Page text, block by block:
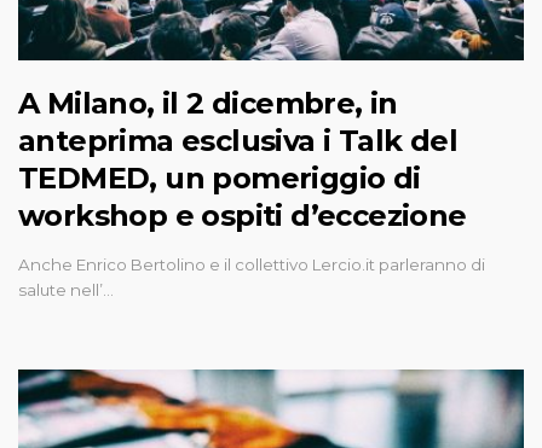
A Milano, il 2 dicembre, in
anteprima esclusiva i Talk del
TEDMED, un pomeriggio di
workshop e ospiti d’eccezione
Anche Enrico Bertolino e il collettivo Lercio.it parleranno di
salute nell’…